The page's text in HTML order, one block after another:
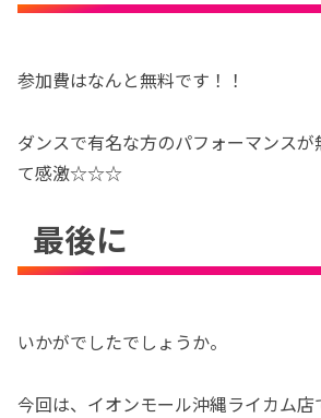
参加費はなんと無料です！！
ダンスで有名な方のパフォーマンス
て感激☆☆☆
最後に
いかがでしたでしょうか。
今回は、イオンモール沖縄ライカム店